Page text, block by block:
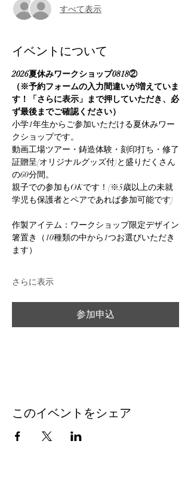
すべて表示
イベントについて
2026夏休みワークショップ0818②
（※予約フォームの入力間違いが増えていま
す！「さらに表示」まで押していただき、必
ず最後までご確認ください）
小学1年生からご参加いただける夏休みワー
クショップです。
動画工場ツアー・鋳造体験・刻印打ち・修了
証贈呈(オリジナルグッズ付)と盛りだくさん
の60分間。
親子での参加もOKです！(※5歳以上の未就
学児も保護者とペアであれば参加可能です)
作製アイテム：ワークショップ限定デザイン
箸置き（10種類の中から1つお選びいただき
ます）
さらに表示
参加申込
このイベントをシェア